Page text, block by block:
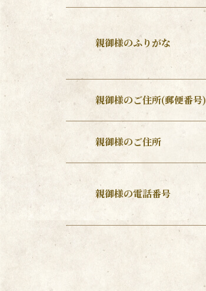
親御様のふりがな
親御様のご住所(郵便番号)
親御様のご住所
親御様の電話番号